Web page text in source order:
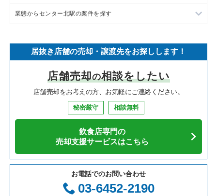
中華の居抜き売却物件の案件一覧
寿司の居抜き売却物件の案件一覧
焼肉の居抜き売却物件の案件一覧
鉄板焼き・お好み焼の居抜き売却物件の案件一覧
カフェの居抜き売却物件の案件一覧
テイクアウトの居抜き売却物件の案件一覧
お弁当・惣菜・デリの居抜き売却物件の案件一覧
千葉県の飲食店の居抜き売却物件の案件一覧
神奈川県の飲食店の居抜き売却物件の案件一覧
大阪府の飲食店の居抜き売却物件の案件一覧
兵庫県の飲食店の居抜き売却物件の案件一覧
愛知県の飲食店の居抜き売却物件の案件一覧
岐阜県の飲食店の居抜き売却物件の案件一覧
三重県の飲食店の居抜き売却物件の案件一覧
鎌倉市の飲食店の居抜き売却物件の案件一覧
川崎市高津区の飲食店の居抜き売却物件の案件一覧
横浜市鶴見区の飲食店の居抜き売却物件の案件一覧
川崎市中原区の飲食店の居抜き売却物件の案件一覧
横浜市南区の飲食店の居抜き売却物件の案件一覧
横浜市港北区の飲食店の居抜き売却物件の案件一覧
横浜市神奈川区の飲食店の居抜き売却物件の案件一覧
神奈川県のラーメンの居抜き売却物件の案件一覧
神奈川県のイタリア料理の居抜き売却物件の案件一覧
神奈川県の中華の居抜き売却物件の案件一覧
神奈川県のそば・うどんの居抜き売却物件の案件一覧
神奈川県の焼肉の居抜き売却物件の案件一覧
神奈川県の鉄板焼き・お好み焼の居抜き売却物件の案件一覧
神奈川県のアジア料理の居抜き売却物件の案件一覧
業態からセンター北駅の案件を探す
センター北駅のそば・うどんの居抜き売却物件の案件一覧
センター北駅の焼肉の居抜き売却物件の案件一覧
センター北駅のカフェの居抜き売却物件の案件一覧
センター北駅のバーの居抜き売却物件の案件一覧
居抜き店舗の売却・譲渡先をお探しします！
店舗売却の相談をしたい
店舗売却をお考えの方、お気軽にご連絡ください。
秘密厳守 相談無料
飲食店専門の
売却支援サービスはこちら
お電話でのお問い合わせ
03-6452-2190